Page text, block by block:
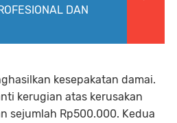
DAN
kesepakatan damai.
kerugian atas kerusakan
sejumlah Rp500.000. Kedua